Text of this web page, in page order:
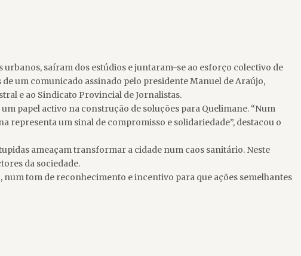
saíram dos estúdios e juntaram-se ao esforço colectivo de
um comunicado assinado pelo presidente Manuel de Araújo,
e ao Sindicato Provincial de Jornalistas.
papel activo na construção de soluções para Quelimane. “Num
representa um sinal de compromisso e solidariedade”, destacou o
ameaçam transformar a cidade num caos sanitário. Neste
da sociedade.
tom de reconhecimento e incentivo para que ações semelhantes